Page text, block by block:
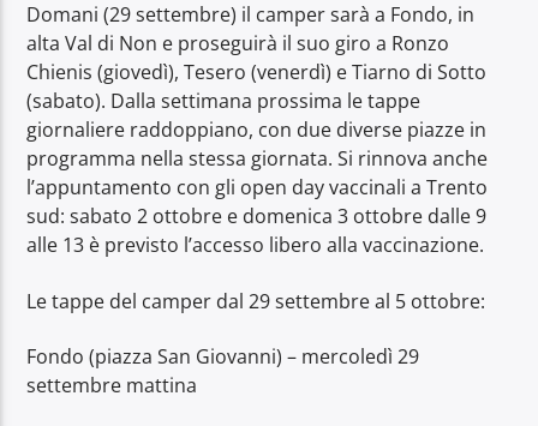
Domani (29 settembre) il camper sarà a Fondo, in
alta Val di Non e proseguirà il suo giro a Ronzo
Chienis (giovedì), Tesero (venerdì) e Tiarno di Sotto
(sabato). Dalla settimana prossima le tappe
giornaliere raddoppiano, con due diverse piazze in
programma nella stessa giornata. Si rinnova anche
l’appuntamento con gli open day vaccinali a Trento
sud: sabato 2 ottobre e domenica 3 ottobre dalle 9
alle 13 è previsto l’accesso libero alla vaccinazione.
Le tappe del camper dal 29 settembre al 5 ottobre:
Fondo (piazza San Giovanni) – mercoledì 29
settembre mattina